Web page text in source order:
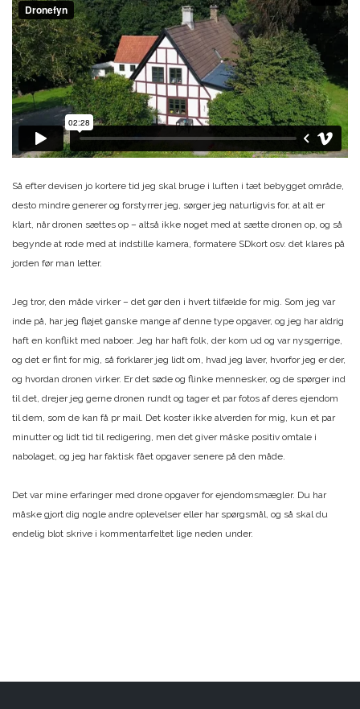
Så efter devisen jo kortere tid jeg skal bruge i luften i tæt bebygget område,
desto mindre generer og forstyrrer jeg, sørger jeg naturligvis for, at alt er
klart, når dronen sættes op – altså ikke noget med at sætte dronen op, og så
begynde at rode med at indstille kamera, formatere SDkort osv. det klares på
jorden før man letter.
Jeg tror, den måde virker – det gør den i hvert tilfælde for mig. Som jeg var
inde på, har jeg fløjet ganske mange af denne type opgaver, og jeg har aldrig
haft en konflikt med naboer. Jeg har haft folk, der kom ud og var nysgerrige,
og det er fint for mig, så forklarer jeg lidt om, hvad jeg laver, hvorfor jeg er der,
og hvordan dronen virker. Er det søde og flinke mennesker, og de spørger ind
til det, drejer jeg gerne dronen rundt og tager et par fotos af deres ejendom
til dem, som de kan få pr mail. Det koster ikke alverden for mig, kun et par
minutter og lidt tid til redigering, men det giver måske positiv omtale i
nabolaget, og jeg har faktisk fået opgaver senere på den måde.
Det var mine erfaringer med drone opgaver for ejendomsmægler. Du har
måske gjort dig nogle andre oplevelser eller har spørgsmål, og så skal du
endelig blot skrive i kommentarfeltet lige neden under.